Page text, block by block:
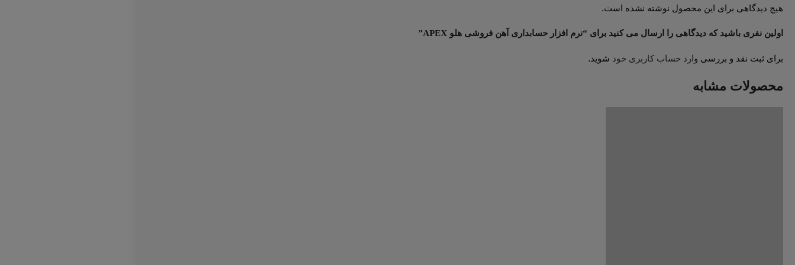
هیچ دیدگاهی برای این محصول نوشته نشده است.
اولین نفری باشید که دیدگاهی را ارسال می کنید برای “نرم افزار حسابداری آهن فروشی هلو APEX”
برای ثبت نقد و بررسی وارد حساب کاربری خود شوید.
محصولات مشابه